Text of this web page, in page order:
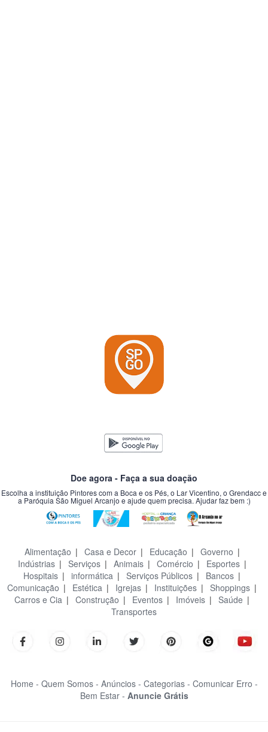
Doe agora - Faça a sua doação
Escolha a instituição Pintores com a Boca e os Pés, o Lar Vicentino, o Grendacc e
a Paróquia São Miguel Arcanjo e ajude quem precisa. Ajudar faz bem :)
Alimentação | Casa e Decor| Educação | Governo |
Indústrias| Serviços| Animais| Comércio | Esportes|
Hospitais | informática | Serviços Públicos | Bancos |
Comunicação | Estética | Igrejas | Instituições | Shoppings |
Carros e Cia | Construção | Eventos | Imóveis | Saúde |
Transportes
Home - Quem Somos - Anúncios - Categorias - Comunicar Erro -
Bem Estar - Anuncie Grátis